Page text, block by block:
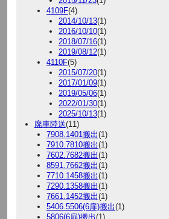
4109F(4)
2014/10/13(1)
2016/10/10(1)
2018/07/16(1)
2019/08/12(1)
4110F(5)
2015/07/20(1)
2017/01/09(1)
2019/05/06(1)
2022/01/30(1)
2025/10/13(1)
廃車陸送(11)
7908.1401搬出(1)
7910.7810搬出(1)
7602.7682搬出(1)
8591.7662搬出(1)
7710.1458搬出(1)
7290.1358搬出(1)
7661.1452搬出(1)
5406.5506(6扉)搬出(1)
5806(6扉)搬出(1)